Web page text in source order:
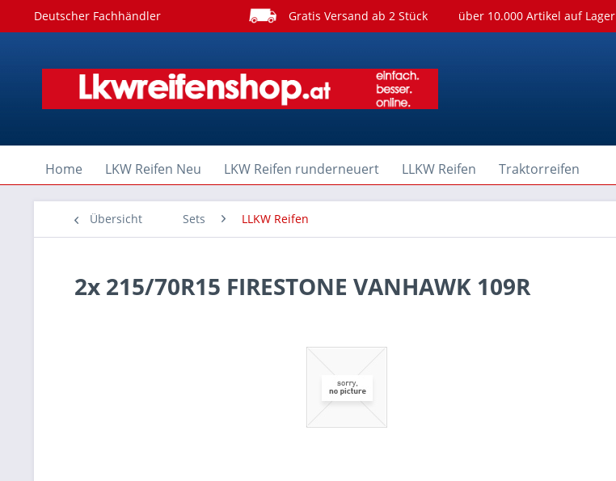
Deutscher Fachhändler Gratis Versand ab 2 Stück über 10.000 Artikel auf Lager
Home LKW Reifen Neu LKW Reifen runderneuert LLKW Reifen Traktorreifen
Übersicht Sets LLKW Reifen
2x 215/70R15 FIRESTONE VANHAWK 109R